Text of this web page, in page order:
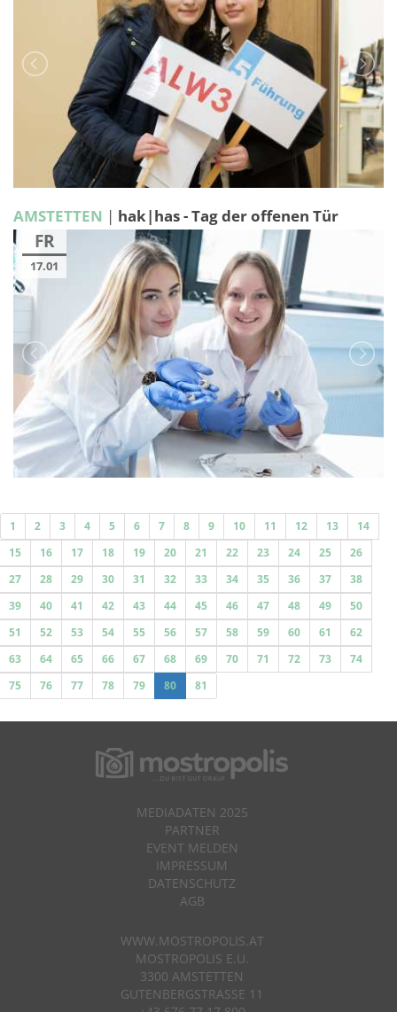
AMSTETTEN | hak|has - Tag der offenen Tür
FR
17.01
1 2 3 4 5 6 7 8 9 10 11 12 13
14
15
16 17 18 19 20 21 22 23 24 25
26
27
28 29 30 31 32 33 34 35 36 37
38
39
40 41 42 43 44 45 46 47 48 49
50
51
52 53 54 55 56 57 58 59 60 61
62
63
64 65 66 67 68 69 70 71 72 73
74
75
76 77 78 79 80 81
MEDIADATEN 2025
PARTNER
EVENT MELDEN
IMPRESSUM
DATENSCHUTZ
AGB
WWW.MOSTROPOLIS.AT
MOSTROPOLIS E.U.
3300 AMSTETTEN
GUTENBERGSTRASSE 11